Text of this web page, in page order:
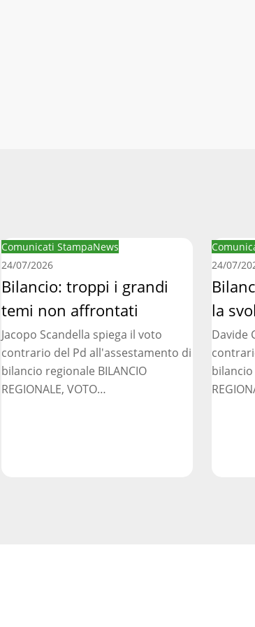
Comunicati StampaNews
Bilancio:
troppi
i
temi
non
affrontati
24/07/2026
Bilancio: troppi i grandi
temi non affrontati
Jacopo Scandella spiega il voto
contrario del Pd all'assestamento di
bilancio regionale BILANCIO
REGIONALE, VOTO…
Bilancio
manca
svolta
24/07/
la
Davide
bilancio